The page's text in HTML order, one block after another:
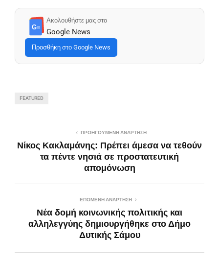
G≡
Ακολουθήστε μας στο
Google News
Προσθήκη στο Google News
FEATURED
ΠΡΟΗΓΟΎΜΕΝΗ ΑΝΆΡΤΗΣΗ
Νίκος Κακλαμάνης: Πρέπει άμεσα να τεθούν
τα πέντε νησιά σε προστατευτική
απομόνωση
ΕΠΌΜΕΝΗ ΑΝΆΡΤΗΣΗ
Νέα δομή κοινωνικής πολιτικής και
αλληλεγγύης δημιουργήθηκε στο Δήμο
Δυτικής Σάμου